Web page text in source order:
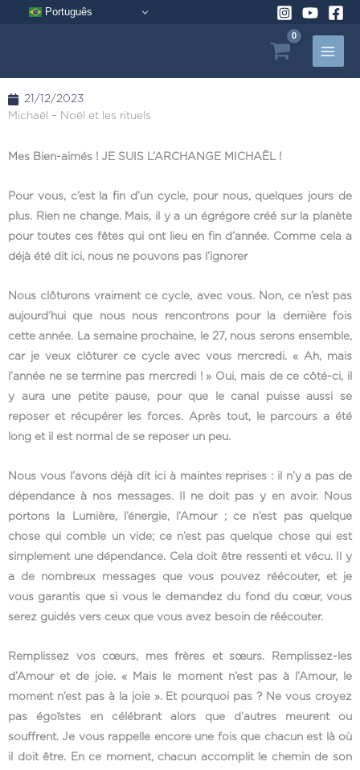
Português
21/12/2023
Michaël – Noël et les rituels
Mes Bien-aimés ! JE SUIS L’ARCHANGE MICHAËL !
Pour vous, c’est la fin d’un cycle, pour nous, quelques jours de
plus. Rien ne change. Mais, il y a un égrégore créé sur la planète
pour toutes ces fêtes qui ont lieu en fin d’année. Comme cela a
déjà été dit ici, nous ne pouvons pas l’ignorer
Nous clôturons vraiment ce cycle, avec vous. Non, ce n’est pas
aujourd’hui que nous nous rencontrons pour la dernière fois
cette année. La semaine prochaine, le 27, nous serons ensemble,
car je veux clôturer ce cycle avec vous mercredi. « Ah, mais
l’année ne se termine pas mercredi ! » Oui, mais de ce côté-ci, il
y aura une petite pause, pour que le canal puisse aussi se
reposer et récupérer les forces. Après tout, le parcours a été
long et il est normal de se reposer un peu.
Nous vous l’avons déjà dit ici à maintes reprises : il n’y a pas de
dépendance à nos messages. Il ne doit pas y en avoir. Nous
portons la Lumière, l’énergie, l’Amour ; ce n’est pas quelque
chose qui comble un vide; ce n’est pas quelque chose qui est
simplement une dépendance. Cela doit être ressenti et vécu. Il y
a de nombreux messages que vous pouvez réécouter, et je
vous garantis que si vous le demandez du fond du cœur, vous
serez guidés vers ceux que vous avez besoin de réécouter.
Remplissez vos cœurs, mes frères et sœurs. Remplissez-les
d’Amour et de joie. « Mais le moment n’est pas à l’Amour, le
moment n’est pas à la joie ». Et pourquoi pas ? Ne vous croyez
pas égoïstes en célébrant alors que d’autres meurent ou
souffrent. Je vous rappelle encore une fois que chacun est là où
il doit être. En ce moment, chacun accomplit le chemin de son